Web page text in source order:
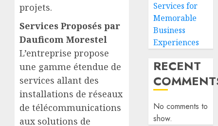
projets.
Services Proposés par
Dauficom Morestel
L’entreprise propose
une gamme étendue de
services allant des
installations de réseaux
de télécommunications
aux solutions de
Services for
Memorable
Business
Experiences
RECENT
No comments to
show.